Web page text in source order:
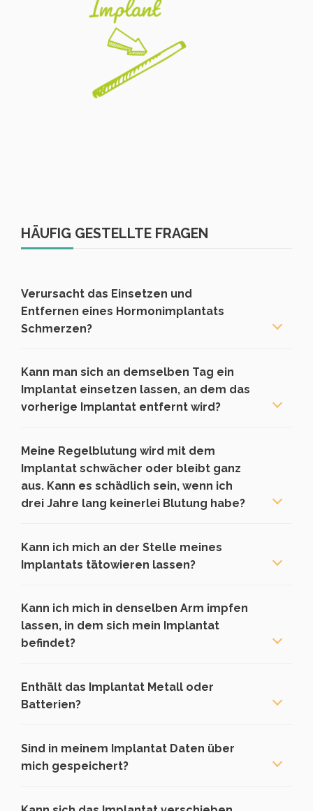
HÄUFIG GESTELLTE FRAGEN
Verursacht das Einsetzen und
Entfernen eines Hormonimplantats
Schmerzen?
Kann man sich an demselben Tag ein
Implantat einsetzen lassen, an dem das
vorherige Implantat entfernt wird?
Meine Regelblutung wird mit dem
Implantat schwächer oder bleibt ganz
aus. Kann es schädlich sein, wenn ich
drei Jahre lang keinerlei Blutung habe?
Kann ich mich an der Stelle meines
Implantats tätowieren lassen?
Kann ich mich in denselben Arm impfen
lassen, in dem sich mein Implantat
befindet?
Enthält das Implantat Metall oder
Batterien?
Sind in meinem Implantat Daten über
mich gespeichert?